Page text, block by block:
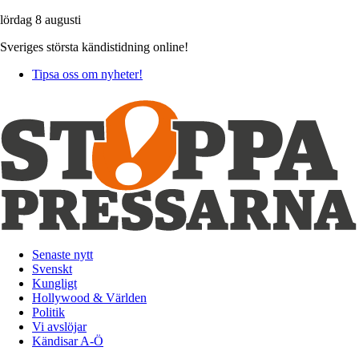
lördag 8 augusti
Sveriges största kändistidning online!
Tipsa oss om nyheter!
Senaste nytt
Svenskt
Kungligt
Hollywood & Världen
Politik
Vi avslöjar
Kändisar A-Ö